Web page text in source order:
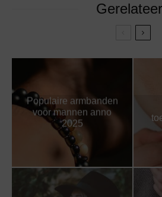
Populaire armbanden
voor mannen anno
2025